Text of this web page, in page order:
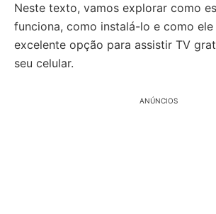
Neste texto, vamos explorar como
funciona, como instalá-lo e como ele
excelente opção para assistir TV
seu celular.
ANÚNCIOS